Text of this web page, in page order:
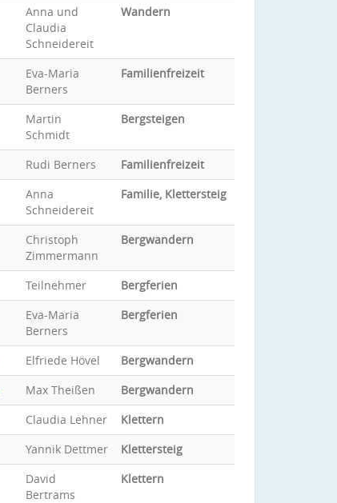
Anna und
Claudia
Schneidereit
Wandern
Eva-Maria
Berners
Familienfreizeit
Martin
Schmidt
Bergsteigen
Rudi Berners
Familienfreizeit
Anna
Schneidereit
Familie, Klettersteig
Christoph
Zimmermann
Bergwandern
Teilnehmer
Bergferien
Eva-Maria
Berners
Bergferien
Elfriede Hövel
Bergwandern
Max Theißen
Bergwandern
Claudia Lehner
Klettern
Yannik Dettmer
Klettersteig
David
Bertrams
Klettern